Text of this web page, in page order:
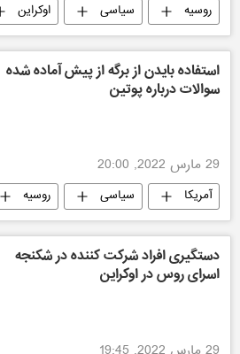
روسیه سیاسی
اوکراین
جهان
استفاده بایدن از برگه از پیش آماده شده
سوالات درباره پوتین
29 مارس 2022, 20:00
آمریکا سیاسی روسیه
دستگیری افراد شرکت کننده در شکنجه
اسرای روس در اوکراین